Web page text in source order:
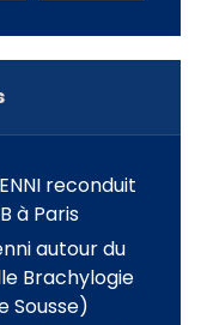
reconduit
à Paris
autour du
Brachylogie
Sousse)